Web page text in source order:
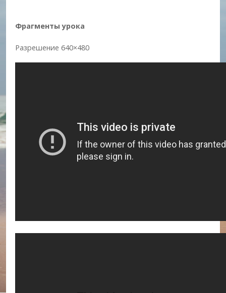
Фрагменты урока
Разрешение 640×480